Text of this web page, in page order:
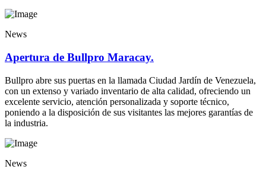
News
Apertura de Bullpro Maracay.
Bullpro abre sus puertas en la llamada Ciudad Jardín de Venezuela,
con un extenso y variado inventario de alta calidad, ofreciendo un
excelente servicio, atención personalizada y soporte técnico,
poniendo a la disposición de sus visitantes las mejores garantías de
la industria.
News